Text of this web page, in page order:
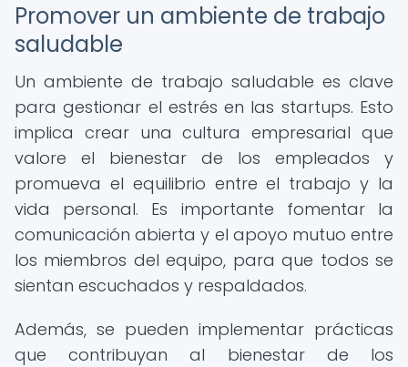
Promover un ambiente de trabajo
saludable
Un ambiente de trabajo saludable es clave
para gestionar el estrés en las startups. Esto
implica crear una cultura empresarial que
valore el bienestar de los empleados y
promueva el equilibrio entre el trabajo y la
vida personal. Es importante fomentar la
comunicación abierta y el apoyo mutuo entre
los miembros del equipo, para que todos se
sientan escuchados y respaldados.
Además, se pueden implementar prácticas
que contribuyan al bienestar de los